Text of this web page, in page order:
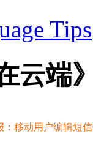
Tips
云端
移动用户编辑短信